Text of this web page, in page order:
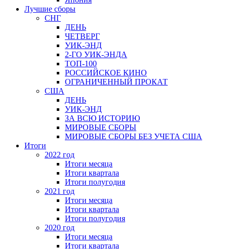
Лучшие сборы
СНГ
ДЕНЬ
ЧЕТВЕРГ
УИК-ЭНД
2-ГО УИК-ЭНДА
ТОП-100
РОССИЙСКОЕ КИНО
ОГРАНИЧЕННЫЙ ПРОКАТ
США
ДЕНЬ
УИК-ЭНД
ЗА ВСЮ ИСТОРИЮ
МИРОВЫЕ СБОРЫ
МИРОВЫЕ СБОРЫ БЕЗ УЧЕТА США
Итоги
2022 год
Итоги месяца
Итоги квартала
Итоги полугодия
2021 год
Итоги месяца
Итоги квартала
Итоги полугодия
2020 год
Итоги месяца
Итоги квартала